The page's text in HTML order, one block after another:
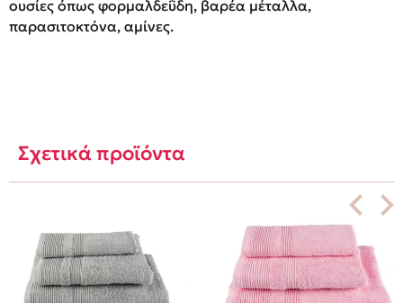
ουσίες όπως φορμαλδεΰδη, βαρέα μέταλλα,
παρασιτοκτόνα, αμίνες.
Σχετικά προϊόντα